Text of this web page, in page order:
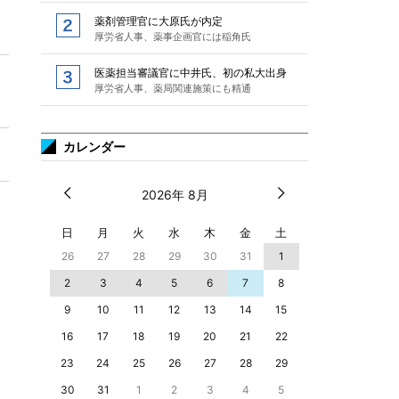
薬剤管理官に大原氏が内定
厚労省人事、薬事企画官には稲角氏
医薬担当審議官に中井氏、初の私大出身
厚労省人事、薬局関連施策にも精通
カレンダー
2026年 8月
日 月 火 水 木 金 土
26 27 28 29 30 31
1
2
3 4 5 6 7
8
9
10 11 12 13 14
15
16
17 18 19 20 21
22
23
24 25 26 27 28
29
30
31 1 2 3 4 5